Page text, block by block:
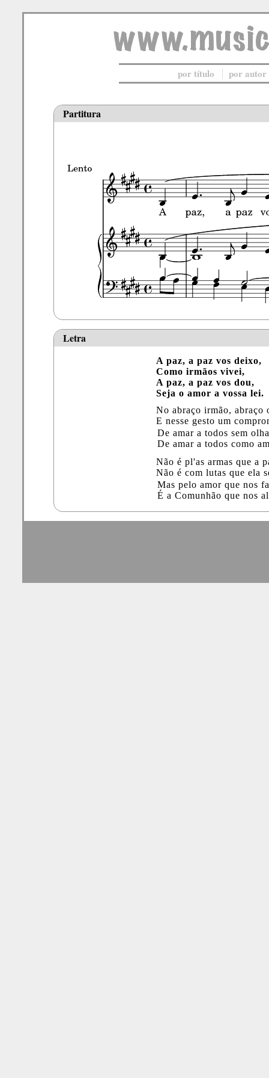
por título por autor
Partitura
Letra
A paz, a paz vos deixo,
Como irmãos vivei,
A paz, a paz vos dou,
Seja o amor a vossa lei.
No abraço irmão, abraço
E nesse gesto um
De amar a todos sem
De amar a todos como
Não é pl'as armas que a
Não é com lutas que ela
Mas pelo amor que nos
É a Comunhão que nos